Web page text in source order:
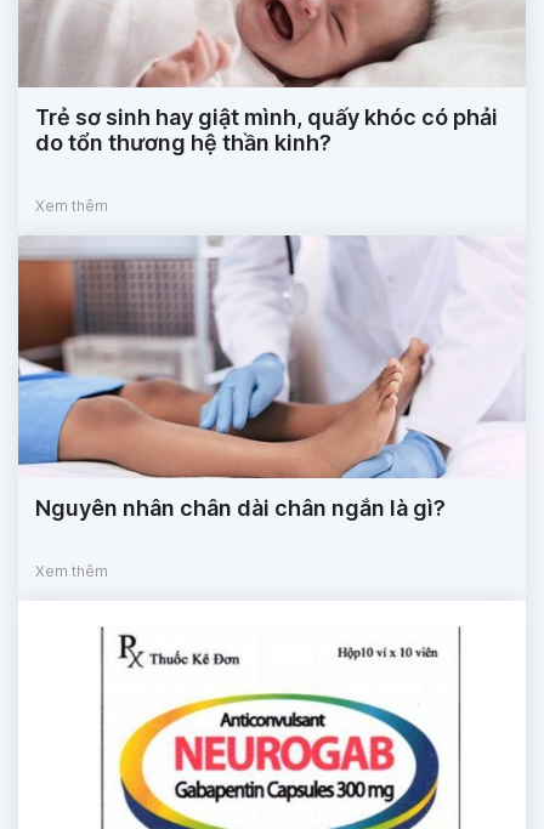
Trẻ sơ sinh hay giật mình, quấy khóc có phải
do tổn thương hệ thần kinh?
Xem thêm
Nguyên nhân chân dài chân ngắn là gì?
Xem thêm